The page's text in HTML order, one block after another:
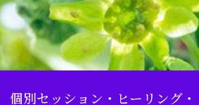
個別セッション・ヒーリング・